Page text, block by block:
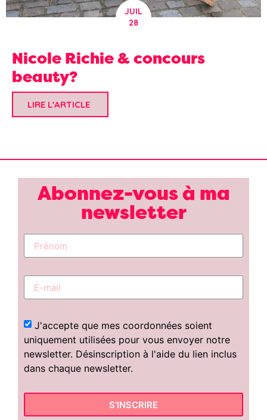
JUIL
28
Nicole Richie & concours
beauty?
LIRE L'ARTICLE
Abonnez-vous à ma
newsletter
J'accepte que mes coordonnées soient
uniquement utilisées pour vous envoyer notre
newsletter. Désinscription à l'aide du lien inclus
dans chaque newsletter.
S'INSCRIRE